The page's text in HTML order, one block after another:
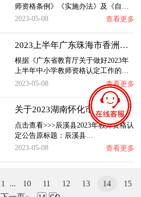
师资格条例》《实施办法》及《自…
2023-05-08
查看更多
2023上半年广东珠海市香洲区第一阶段教师资格…
根据《广东省教育厅关于做好2023年
上半年中小学教师资格认定工作的…
2023-05-08
查看更多
关于2023湖南怀化市辰溪县教师资格认定公告
点击查看>>>辰溪县2023年教师资格认
定公告原标题：辰溪县…
2023-05-08
查看更多
1 ... 10 11 12 13 14
15